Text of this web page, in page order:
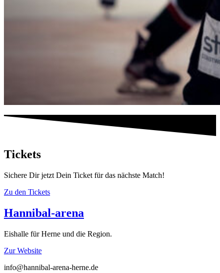
Tickets
Sichere Dir jetzt Dein Ticket für das nächste Match!
Zu den Tickets
Hannibal-arena
Eishalle für Herne und die Region.
Zur Website
info@hannibal-arena-herne.de